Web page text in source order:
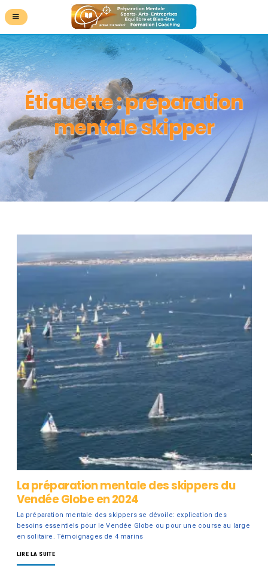
Étiquette :preparation
mentale skipper
La préparation mentale des skippers du
Vendée Globe en 2024
La préparation mentale des skippers se dévoile: explication des
besoins essentiels pour le Vendée Globe ou pour une course au large
en solitaire. Témoignages de 4 marins
LIRE LA SUITE